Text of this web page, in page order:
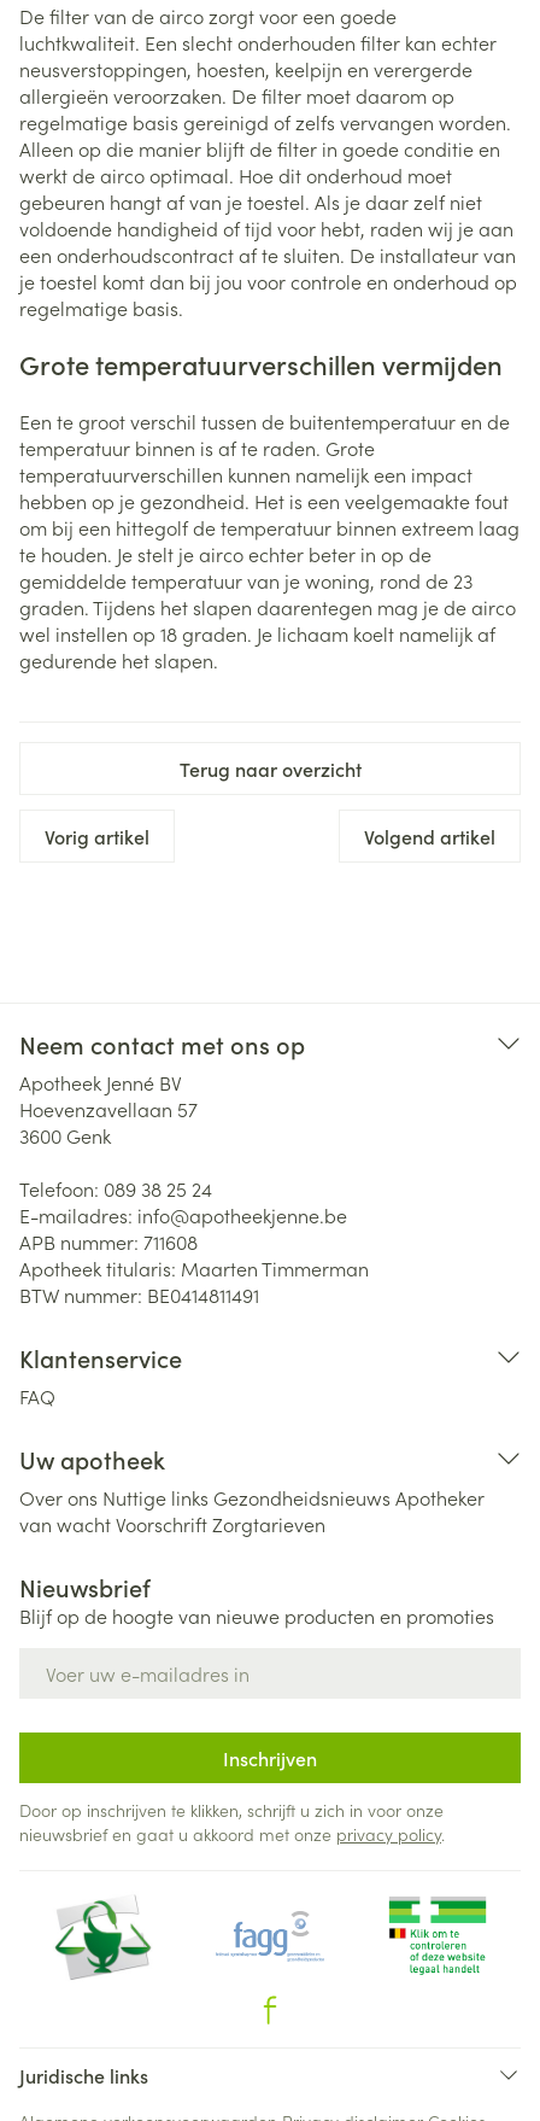
De filter van de airco zorgt voor een goede
luchtkwaliteit. Een slecht onderhouden filter kan echter
neusverstoppingen, hoesten, keelpijn en verergerde
allergieën veroorzaken. De filter moet daarom op
regelmatige basis gereinigd of zelfs vervangen worden.
Alleen op die manier blijft de filter in goede conditie en
werkt de airco optimaal. Hoe dit onderhoud moet
gebeuren hangt af van je toestel. Als je daar zelf niet
voldoende handigheid of tijd voor hebt, raden wij je aan
een onderhoudscontract af te sluiten. De installateur van
je toestel komt dan bij jou voor controle en onderhoud op
regelmatige basis.
Grote temperatuurverschillen vermijden
Een te groot verschil tussen de buitentemperatuur en de
temperatuur binnen is af te raden. Grote
temperatuurverschillen kunnen namelijk een impact
hebben op je gezondheid. Het is een veelgemaakte fout
om bij een hittegolf de temperatuur binnen extreem laag
te houden. Je stelt je airco echter beter in op de
gemiddelde temperatuur van je woning, rond de 23
graden. Tijdens het slapen daarentegen mag je de airco
wel instellen op 18 graden. Je lichaam koelt namelijk af
gedurende het slapen.
Terug naar overzicht
Vorig artikel Volgend artikel
Neem contact met ons op
Apotheek Jenné BV
Hoevenzavellaan 57
3600 Genk
Telefoon: 089 38 25 24
E-mailadres: info@apotheekjenne.be
APB nummer: 711608
Apotheek titularis: Maarten Timmerman
BTW nummer: BE0414811491
Klantenservice
FAQ
Uw apotheek
Over ons Nuttige links Gezondheidsnieuws Apotheker
van wachtVoorschriftZorgtarieven
Nieuwsbrief
Blijf op de hoogte van nieuwe producten en promoties
Inschrijven
Door op inschrijven te klikken, schrijft u zich in voor onze
nieuwsbrief en gaat u akkoord met onze privacy policy.
Juridische links